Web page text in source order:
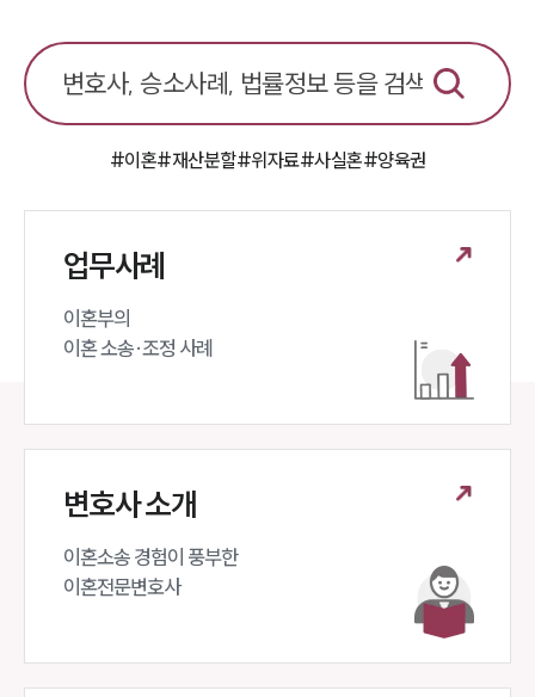
#이혼#재산분할#위자료#사실혼#양육권
업무사례
이혼부의
이혼 소송·조정 사례
변호사 소개
이혼소송 경험이 풍부한
이혼전문변호사